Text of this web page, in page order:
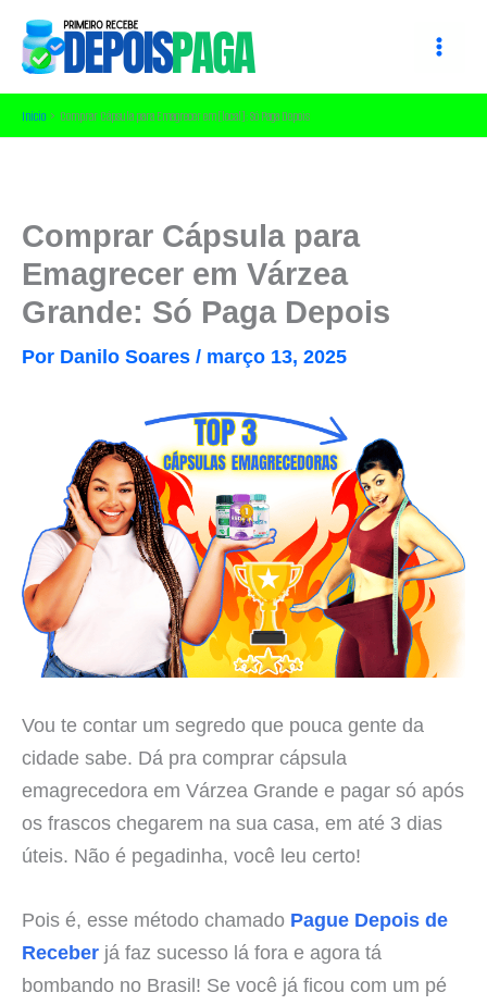
para
conteúdo
Início Comprar Cápsula para Emagrecer em [local]: Só Paga Depois
Comprar Cápsula para
Emagrecer em Várzea
Grande: Só Paga Depois
Por Danilo Soares / março 13, 2025
Vou te contar um segredo que pouca gente da
cidade sabe. Dá pra comprar cápsula
emagrecedora em Várzea Grande e pagar só após
os frascos chegarem na sua casa, em até 3 dias
úteis. Não é pegadinha, você leu certo!
Pois é, esse método chamado Pague Depois de
Receber já faz sucesso lá fora e agora tá
bombando no Brasil! Se você já ficou com um pé